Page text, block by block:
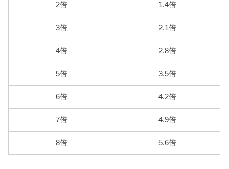
2倍 1.4倍
3倍 2.1倍
4倍 2.8倍
5倍 3.5倍
6倍 4.2倍
7倍 4.9倍
8倍 5.6倍